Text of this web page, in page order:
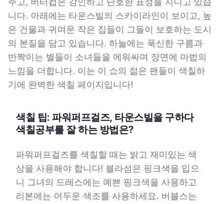
니다. 아래에는 타운스빌의 스카이라인이 보이고, 높
은 건물과 귀여운 작은 집들이 그들이 보호하는 도시
의 본질을 담고 있습니다. 하늘에는 푹신한 구름과
반짝이는 별들이 소녀들을 에워싸며 장면에 마법의
느낌을 더합니다. 이는 이 쇼의 젊은 팬들이 색칠하
기에 완벽한 색칠 페이지입니다!
색칠 팁: 파워퍼프걸즈, 타운스빌을 구하다
색칠공부를 잘 하는 방법은?
파워퍼프걸즈를 색칠할 때는 밝고 재미있는 색
상을 사용해야 합니다! 블라섬은 핑크색을 입으
니 그녀의 드레스에는 예쁜 핑크색을 사용하고
리본에는 어두운 색조를 사용하세요. 버블스는